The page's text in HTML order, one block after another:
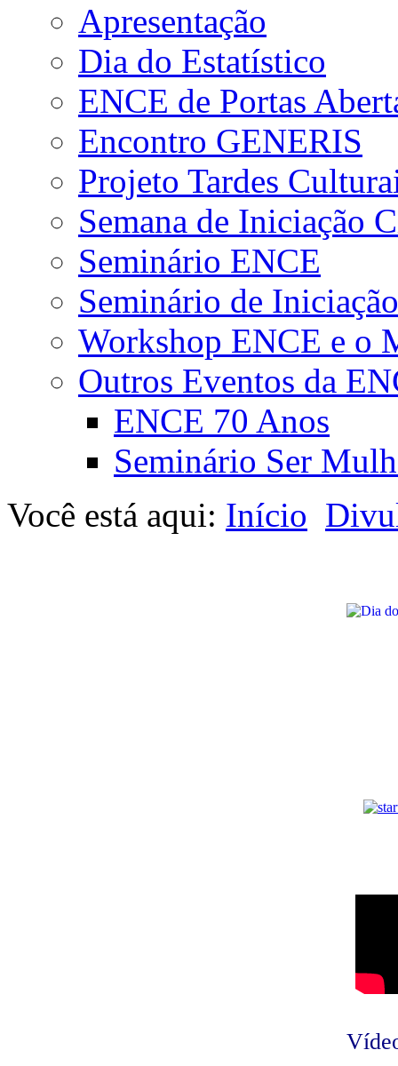
Apresentação
Dia do Estatístico
ENCE de Portas
Encontro GENERIS
Projeto Tardes
Semana de Iniciação
Seminário ENCE
Seminário de
Workshop ENCE e o
Outros Eventos da
ENCE 70 Anos
Seminário Ser
Você está aqui: Início